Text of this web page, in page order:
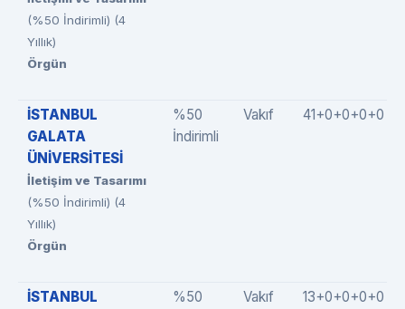
(%50 İndirimli) (4
Yıllık)
Örgün
İSTANBUL
GALATA
ÜNİVERSİTESİ
İletişim ve Tasarımı
(%50 İndirimli) (4
Yıllık)
Örgün
%50
İndirimli
Vakıf 41+0+0+0+0
İSTANBUL
%50
Vakıf 13+0+0+0+0